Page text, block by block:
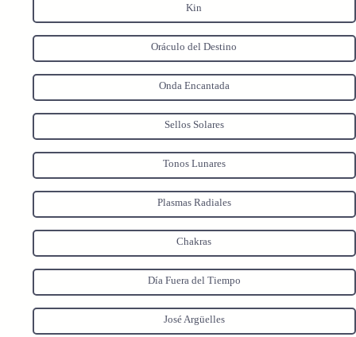
Kin
Oráculo del Destino
Onda Encantada
Sellos Solares
Tonos Lunares
Plasmas Radiales
Chakras
Día Fuera del Tiempo
José Argüelles